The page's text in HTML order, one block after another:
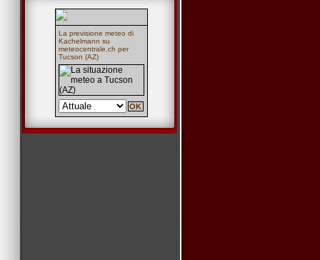
La previsione meteo di
Kachelmann su
meteocentrale.ch per
Tucson (AZ)